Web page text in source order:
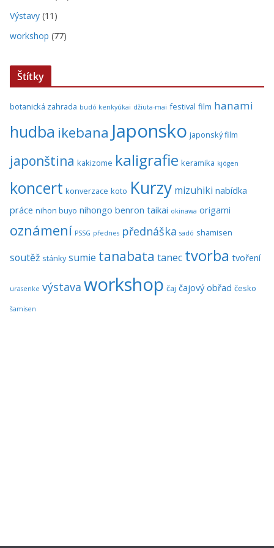
Výstavy (11)
workshop (77)
Štítky
botanická zahrada budó kenkyúkai džiuta-mai festival film hanami
hudba ikebana Japonsko japonský film
japonština kakizome kaligrafie keramika kjógen
koncert konverzace koto Kurzy mizuhiki nabídka
práce nihon buyo nihongo benron taikai okinawa origami
oznámení PSSG přednes přednáška sadó shamisen
soutěž stánky sumie tanabata tanec tvorba tvoření
urasenke výstava workshop čaj čajový obřad česko
šamisen